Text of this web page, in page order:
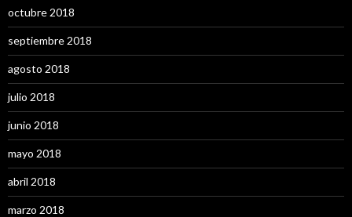
octubre 2018
septiembre 2018
agosto 2018
julio 2018
junio 2018
mayo 2018
abril 2018
marzo 2018